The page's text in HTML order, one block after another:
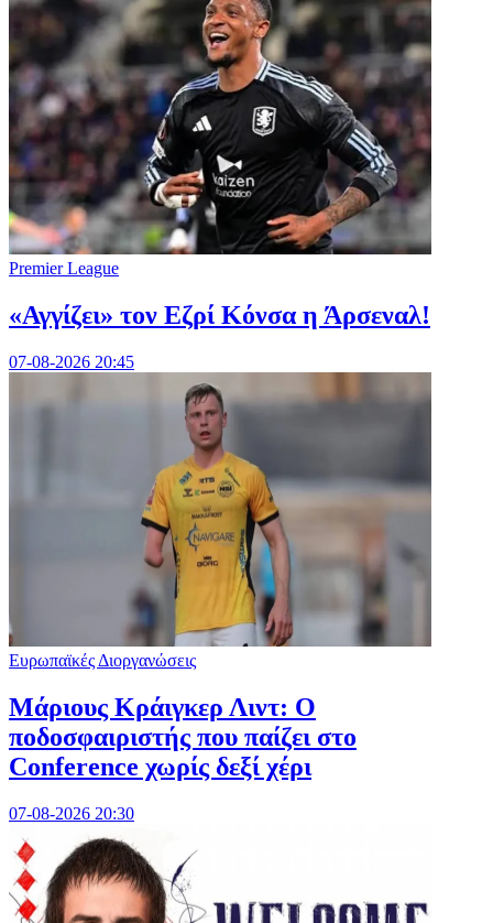
Premier League
«Αγγίζει» τον Εζρί Κόνσα η Άρσεναλ!
07-08-2026 20:45
Ευρωπαϊκές Διοργανώσεις
Μάριους Κράιγκερ Λιντ: Ο
ποδοσφαιριστής που παίζει στο
Conference χωρίς δεξί χέρι
07-08-2026 20:30